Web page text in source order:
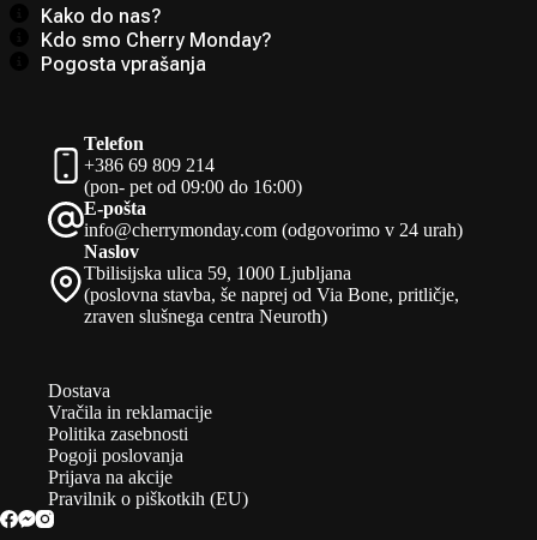
Kako do nas?
Kdo smo Cherry Monday?
Pogosta vprašanja
Telefon
+386 69 809 214
(pon- pet od 09:00 do 16:00)
E-pošta
info@cherrymonday.com (odgovorimo v 24 urah)
Naslov
Tbilisijska ulica 59, 1000 Ljubljana
(poslovna stavba, še naprej od Via Bone, pritličje,
zraven slušnega centra Neuroth)
Dostava
Vračila in reklamacije
Politika zasebnosti
Pogoji poslovanja
Prijava na akcije
Pravilnik o piškotkih (EU)